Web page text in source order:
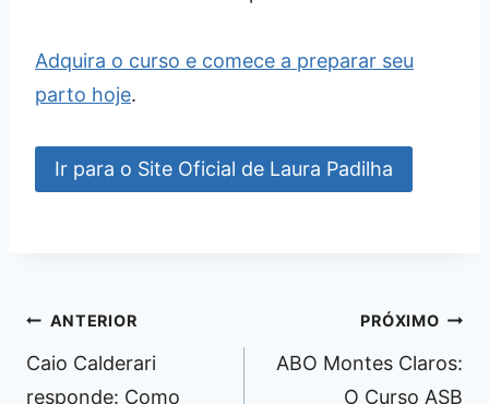
Adquira o curso e comece a preparar seu
parto hoje.
Ir para o Site Oficial de Laura Padilha
Navegação
de
Post
ANTERIOR
Caio Calderari
responde: Como
PRÓXIMO
ABO Montes Claros:
O Curso ASB